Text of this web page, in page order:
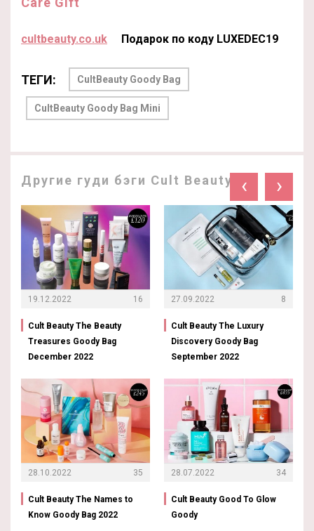
cultbeauty.co.uk Подарок по коду LUXEDEC19
ТЕГИ: CultBeauty Goody Bag
CultBeauty Goody Bag Mini
Другие гуди бэги Cult Beauty: ‹ ›
19.12.2022 16
Cult Beauty The Beauty
Treasures Goody Bag
December 2022
28.10.2022 35
Cult Beauty The Names to
Know Goody Bag 2022
27.09.2022 8
Cult Beauty The Luxury
Discovery Goody Bag
September 2022
28.07.2022 34
Cult Beauty Good To Glow
Goody